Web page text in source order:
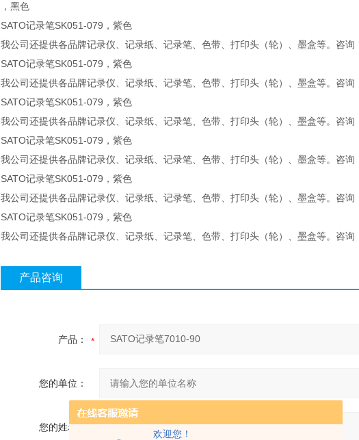
欢迎您！
，黑色
SATO记录笔SK051-079，紫色
我公司还提供各品牌记录仪、记录纸、记录笔、色带、打印头（轮）、墨盒等。咨询
SATO记录笔SK051-079，紫色
我公司还提供各品牌记录仪、记录纸、记录笔、色带、打印头（轮）、墨盒等。咨询
SATO记录笔SK051-079，紫色
我公司还提供各品牌记录仪、记录纸、记录笔、色带、打印头（轮）、墨盒等。咨询
SATO记录笔SK051-079，紫色
我公司还提供各品牌记录仪、记录纸、记录笔、色带、打印头（轮）、墨盒等。咨询
SATO记录笔SK051-079，紫色
我公司还提供各品牌记录仪、记录纸、记录笔、色带、打印头（轮）、墨盒等。咨询
SATO记录笔SK051-079，紫色
我公司还提供各品牌记录仪、记录纸、记录笔、色带、打印头（轮）、墨盒等。咨询
产品咨询
产品：
您的单位：
您的姓名：